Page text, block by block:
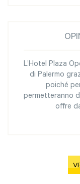
L’Hotel Plaza
di Palermo
poiché
permetteranno
offre